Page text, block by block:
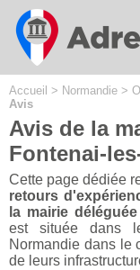
Accueil > Normandie >
Avis
Avis de la
Fontenai-
Cette page dédiée
retours
la mairie
est située dans
Normandie dans le
de leurs
Cookies management